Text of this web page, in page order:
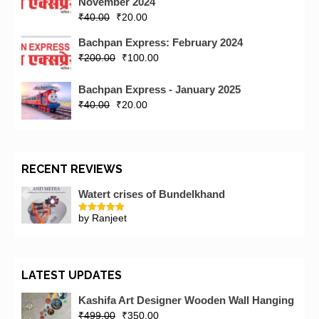
₹40.00 ₹20.00
Bachpan Express: February 2024
₹200.00 ₹100.00
Bachpan Express - January 2025
₹40.00 ₹20.00
RECENT REVIEWS
Watert crises of Bundelkhand
Rated5out
by Ranjeet
LATEST UPDATES
Kashifa Art Designer Wooden Wall Hanging
₹499.00 ₹350.00